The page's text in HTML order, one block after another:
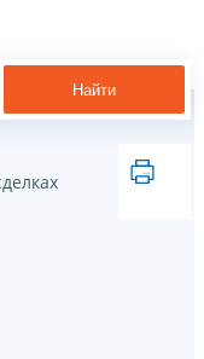
Найти